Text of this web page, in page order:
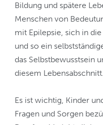
Bildung und spätere
Menschen von
mit Epilepsie, sich in
und so ein
das Selbstbewusstsein
diesem Lebensabschnitt.
Es ist wichtig, Kinder
Fragen und Sorgen